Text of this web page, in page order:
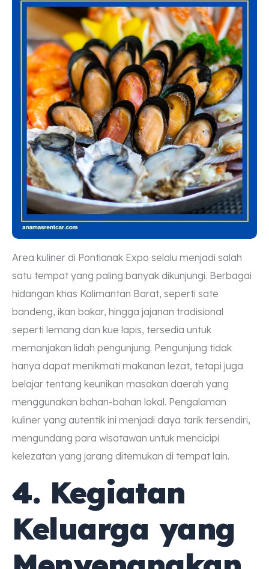
Area kuliner di Pontianak Expo selalu menjadi salah
satu tempat yang paling banyak dikunjungi. Berbagai
hidangan khas Kalimantan Barat, seperti sate
bandeng, ikan bakar, hingga jajanan tradisional
seperti lemang dan kue lapis, tersedia untuk
memanjakan lidah pengunjung. Pengunjung tidak
hanya dapat menikmati makanan lezat, tetapi juga
belajar tentang keunikan masakan daerah yang
menggunakan bahan-bahan lokal. Pengalaman
kuliner yang autentik ini menjadi daya tarik tersendiri,
mengundang para wisatawan untuk mencicipi
kelezatan yang jarang ditemukan di tempat lain.
4. Kegiatan
Keluarga yang